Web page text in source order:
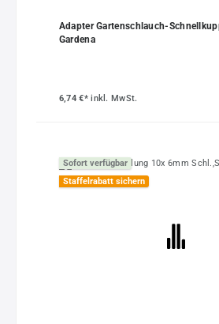
Adapter Gartenschlauch-
Gardena
6,74 €*inkl. MwSt.
Sofort verfügbar
Staffelrabatt sichern